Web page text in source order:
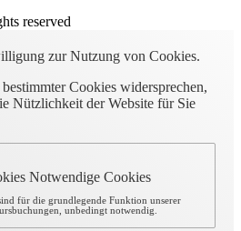
reserved
zur Nutzung von Cookies.
Cookies widersprechen,
Nützlichkeit der Website für Sie
Notwendige Cookies
für die grundlegende Funktion unserer
unbedingt notwendig.